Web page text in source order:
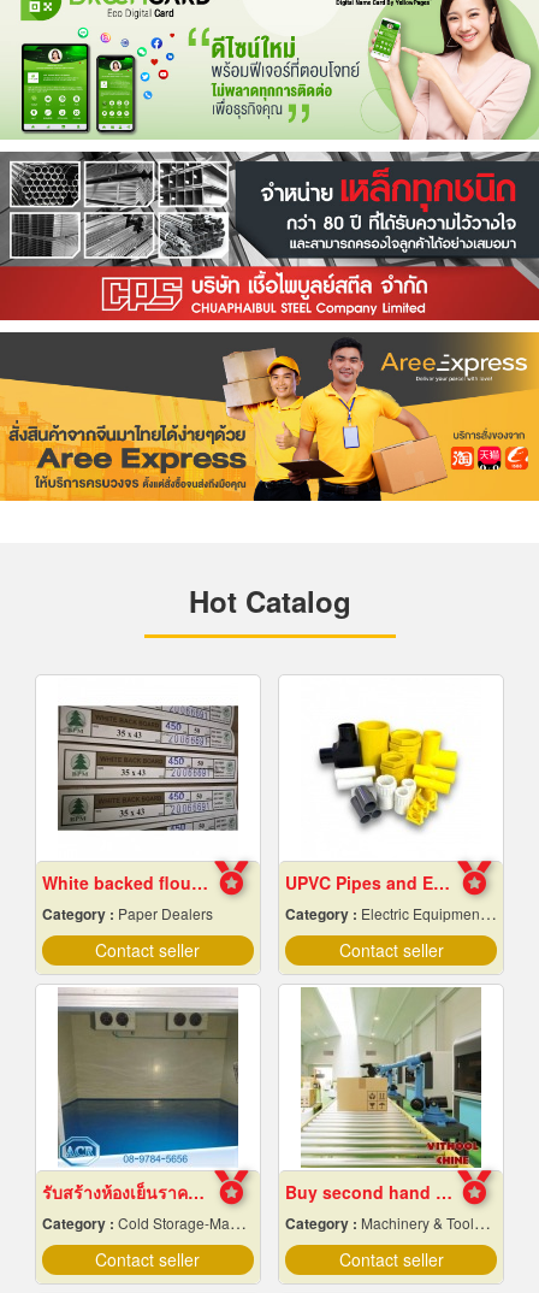
Hot Catalog
White backed flour box paper
Category : Paper Dealers
Contact seller
UPVC Pipes and Electrical Conduit Accessories in Pattaya and Chonburi
Category : Electric Equipment & Supplies-Wholesale & Manufacturers
Contact seller
รับสร้างห้องเย็นราคาถูก
Category : Cold Storage-Manufacturers & Installation Designer
Contact seller
Buy second hand industrial machinery
Category : Machinery & Tools-New
Contact seller